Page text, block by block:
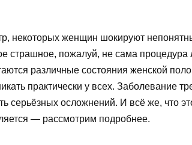
некоторых женщин шокируют
страшное, пожалуй, не сама процедура
различные состояния женской
практически у всех. Заболевание
серьёзных осложнений. И всё же, что
— рассмотрим подробнее.